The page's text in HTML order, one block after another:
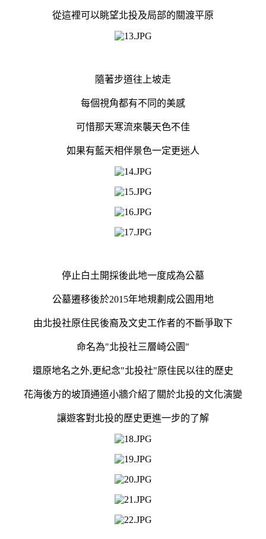
從這裡可以眺望北投及局部的關渡平原
隨著步道往上坡走
每個視角都有不同的美感
可惜那天寒流來襲天色不佳
如果有藍天相伴景色一定更迷人
停止白土開採後此地一度成為公墓
公墓遷移後於2015年地規劃成公園用地
由北投社原住民後裔及文史工作者的不斷爭取下
命名為"北投社三層崎公園"
還原地名之外,更紀念"北投社"原住民以往的歷史
花海後方的坡頂通道小牆介紹了關於北投的文化演變
讓遊客對北投的歷史更進一步的了解